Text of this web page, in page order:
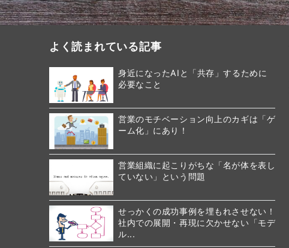
よく読まれている記事
身近になったAIと「共存」するために
必要なこと
営業のモチベーション向上のカギは「ゲ
ーム化」にあり！
営業組織に起こりがちな「名が体を表し
ていない」という問題
せっかくの成功事例を埋もれさせない！
社内での展開・再現に欠かせない「モデ
ル...